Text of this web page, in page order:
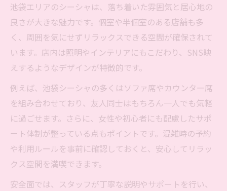
池袋エリアのシーシャは、落ち着いた雰囲気と居心地の
良さが大きな魅力です。個室や半個室のある店舗も多
く、周囲を気にせずリラックスできる空間が確保されて
います。店内は照明やインテリアにもこだわり、SNS映
えするようなデザインが特徴的です。
例えば、池袋シーシャの多くはソファ席やカウンター席
を組み合わせており、友人同士はもちろん一人でも気軽
に過ごせます。さらに、女性や初心者にも配慮したサポ
ート体制が整っている点もポイントです。混雑時の予約
や利用ルールを事前に確認しておくと、安心してリラッ
クス空間を満喫できます。
安全面では、スタッフが丁寧な説明やサポートを行い、